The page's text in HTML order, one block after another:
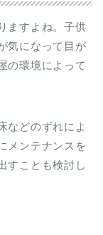
ますよね。子供
気になって目が
の環境によって
などのずれによ
メンテナンスを
すことも検討し